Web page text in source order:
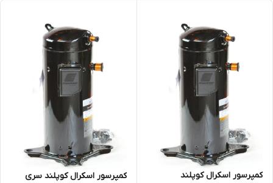
کمپرسور اسکرال کوپلند
کمپرسور اسکرال کوپلند سری